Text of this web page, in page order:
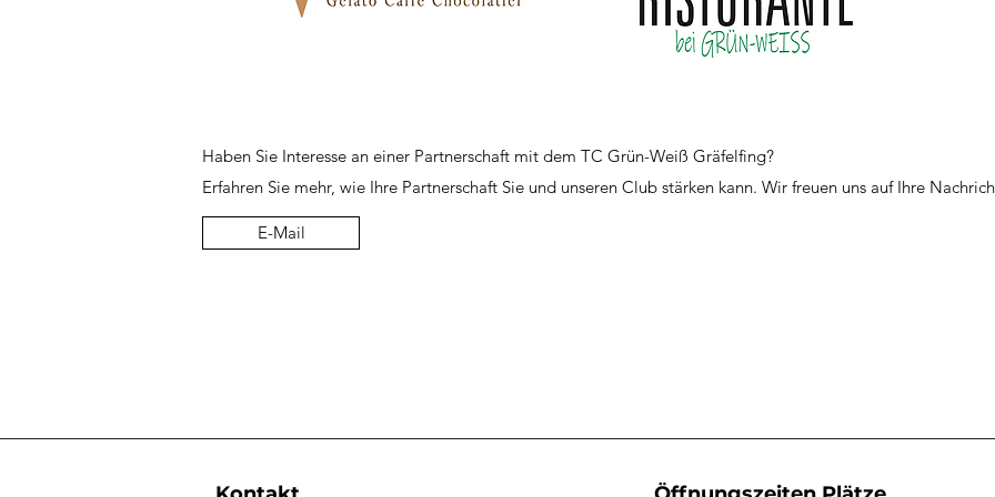
Haben Sie Interesse an einer Partnerschaft mit dem TC Grün-Weiß Gräfelfing?
Erfahren Sie mehr, wie Ihre Partnerschaft Sie und unseren Club stärken kann. Wir freuen uns auf Ihre
E-Mail